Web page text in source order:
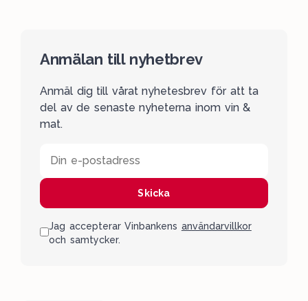
Anmälan till nyhetbrev
Anmäl dig till vårat nyhetesbrev för att ta
del av de senaste nyheterna inom vin &
mat.
Din e-postadress
Skicka
Jag accepterar Vinbankens användarvillkor
och samtycker.